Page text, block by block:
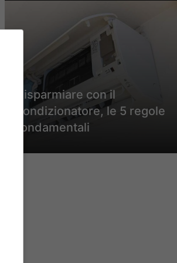
Risparmiare con il
condizionatore, le 5 regole
fondamentali